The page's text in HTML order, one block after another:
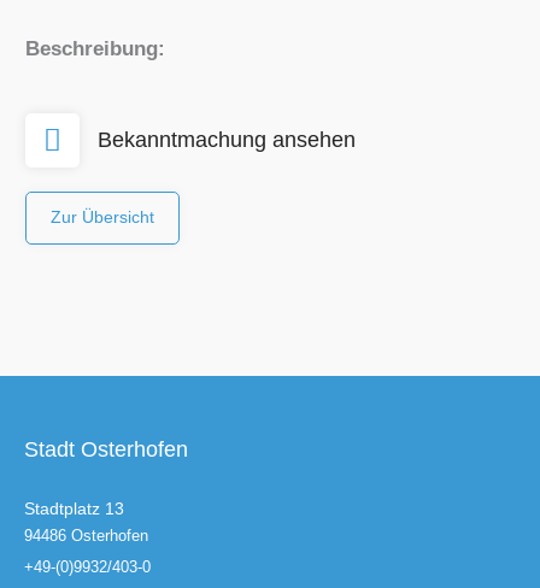
Beschreibung:
Bekanntmachung ansehen
Zur Übersicht
Stadt Osterhofen
Stadtplatz 13
94486 Osterhofen
+49-(0)9932/403-0